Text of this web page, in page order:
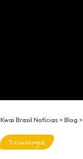
Kwai Brasil Notícias >Blog >
Tecnologia